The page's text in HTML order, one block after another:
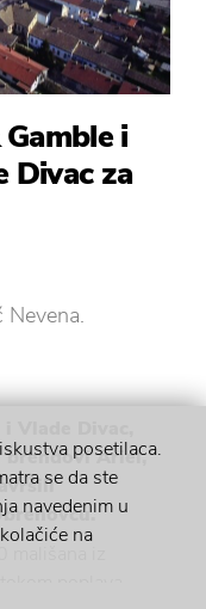
i
Divac za
Nevena.
brendovi Ariel,
iz
poplava
posetilaca.
se da ste
navedenim u
na